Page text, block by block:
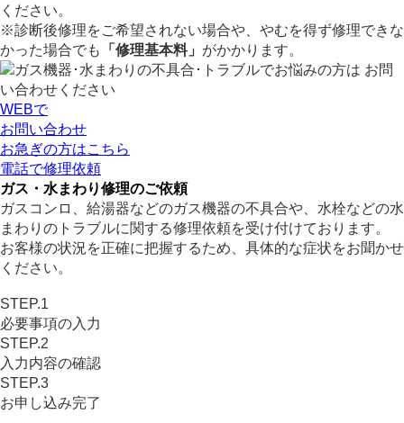
ください。
※診断後修理をご希望されない場合や、やむを得ず修理できな
かった場合でも
「修理基本料」 がかかります。
WEBで
お問い合わせ
お急ぎの方はこちら
電話で修理依頼
ガス・水まわり修理のご依頼
ガスコンロ、 給湯器などのガス機器の不具合や、 水栓などの水
まわりのトラブルに関する修理依頼を受け付けております。
お客様の状況を正確に把握するため、 具体的な症状をお聞かせ
ください。
STEP.1
必要事項の入力
STEP.2
入力内容の確認
STEP.3
お申し込み完了